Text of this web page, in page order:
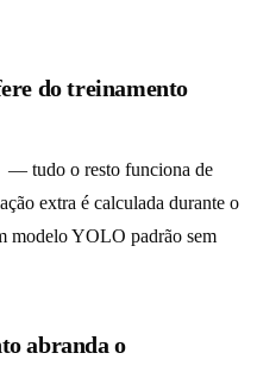
do treinamento
— tudo o resto funciona de
extra é calculada durante o
modelo YOLO padrão sem
abranda o